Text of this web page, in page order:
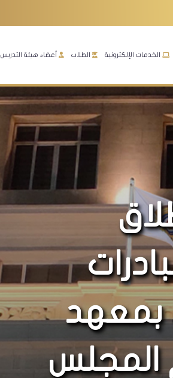
الخدمات الإلكترونية الطلاب أعضاء هيئة التدريس
بمعهد
المجلس